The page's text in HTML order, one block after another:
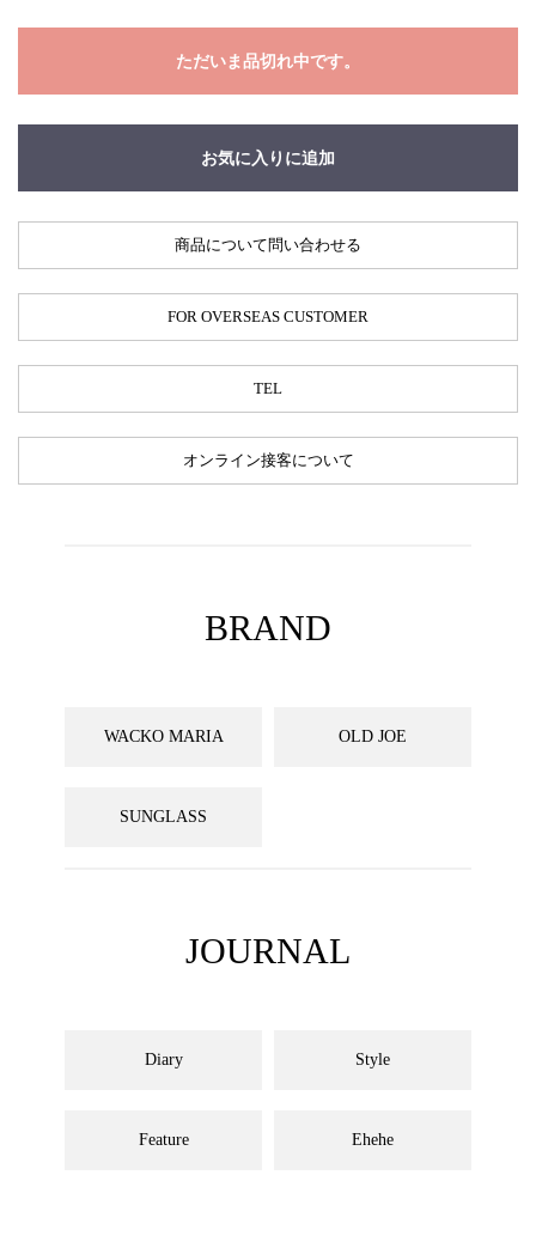
ただいま品切れ中です。
お気に入りに追加
商品について問い合わせる
FOR OVERSEAS CUSTOMER
TEL
オンライン接客について
BRAND
WACKO MARIA OLD JOE
SUNGLASS
JOURNAL
Diary Style
Feature Ehehe